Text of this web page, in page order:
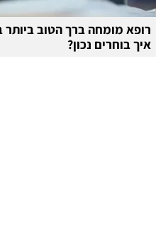
רופא מומחה ברך הטוב
איך בוחרים נכון?